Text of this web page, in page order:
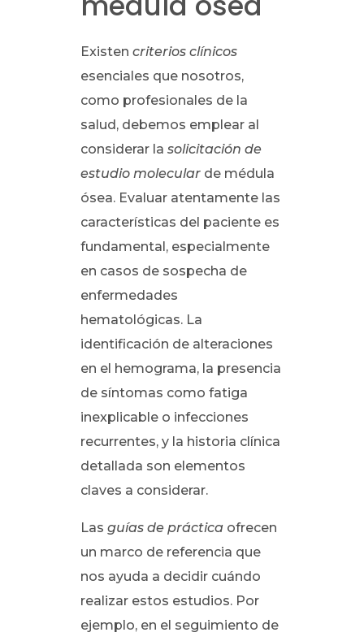
Existencriterios clínicos
esenciales que nosotros,
como profesionales de la
salud, debemos emplear al
considerar lasolicitación de
estudio molecular de médula
ósea. Evaluar atentamente las
características del paciente es
fundamental, especialmente
en casos de sospecha de
enfermedades
hematológicas. La
identificación de alteraciones
en el hemograma, la presencia
de síntomas como fatiga
inexplicable o infecciones
recurrentes, y la historia clínica
detallada son elementos
claves a considerar.
Lasguías de práctica ofrecen
un marco de referencia que
nos ayuda a decidir cuándo
realizar estos estudios. Por
ejemplo, en el seguimiento de